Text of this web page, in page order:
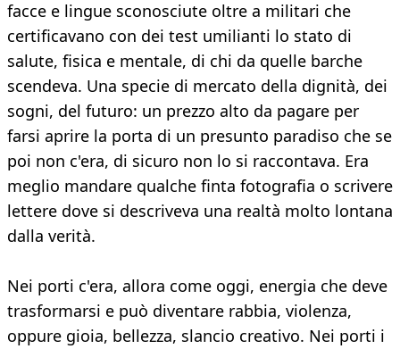
facce e lingue sconosciute oltre a militari che
certificavano con dei test umilianti lo stato di
salute, fisica e mentale, di chi da quelle barche
scendeva. Una specie di mercato della dignità, dei
sogni, del futuro: un prezzo alto da pagare per
farsi aprire la porta di un presunto paradiso che se
poi non c'era, di sicuro non lo si raccontava. Era
meglio mandare qualche finta fotografia o scrivere
lettere dove si descriveva una realtà molto lontana
dalla verità.
Nei porti c'era, allora come oggi, energia che deve
trasformarsi e può diventare rabbia, violenza,
oppure gioia, bellezza, slancio creativo. Nei porti i